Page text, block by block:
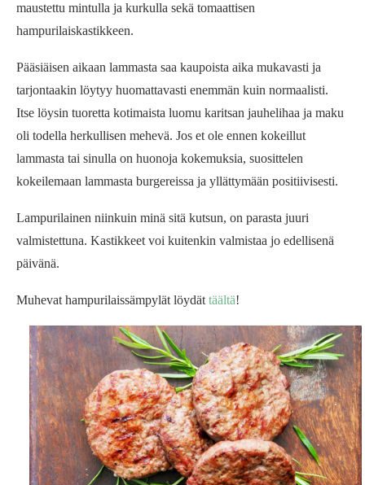
maustettu mintulla ja kurkulla sekä tomaattisen
hampurilaiskastikkeen.
Pääsiäisen aikaan lammasta saa kaupoista aika mukavasti ja
tarjontaakin löytyy huomattavasti enemmän kuin normaalisti.
Itse löysin tuoretta kotimaista luomu karitsan jauhelihaa ja maku
oli todella herkullisen mehevä. Jos et ole ennen kokeillut
lammasta tai sinulla on huonoja kokemuksia, suosittelen
kokeilemaan lammasta burgereissa ja yllättymään positiivisesti.
Lampurilainen niinkuin minä sitä kutsun, on parasta juuri
valmistettuna. Kastikkeet voi kuitenkin valmistaa jo edellisenä
päivänä.
Muhevat hampurilaissämpylät löydät täältä!